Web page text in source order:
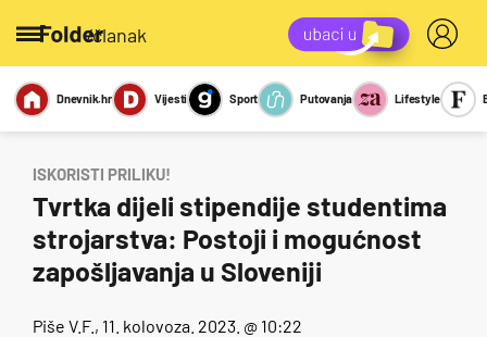
/članak
Miks Kviz
Report
Sexy
Dnevnik.hr Vijesti Sport Putovanja Lifestyle
ISKORISTI PRILIKU!
Tvrtka dijeli stipendije studentima
strojarstva: Postoji i mogućnost
zapošljavanja u Sloveniji
Piše V.F. , 11. kolovoza. 2023. @ 10:22